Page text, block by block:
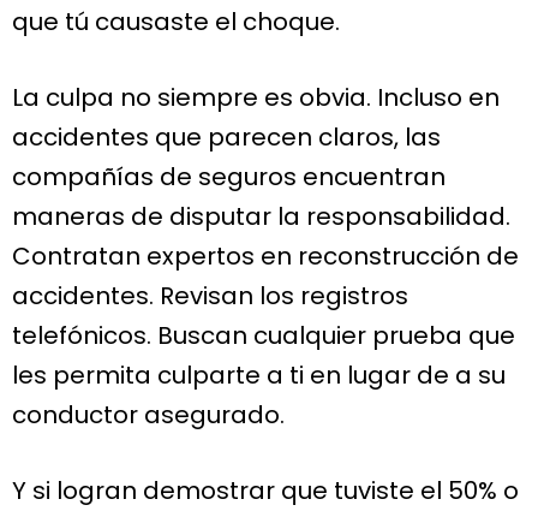
que tú causaste el choque.
La culpa no siempre es obvia. Incluso en
accidentes que parecen claros, las
compañías de seguros encuentran
maneras de disputar la responsabilidad.
Contratan expertos en reconstrucción de
accidentes. Revisan los registros
telefónicos. Buscan cualquier prueba que
les permita culparte a ti en lugar de a su
conductor asegurado.
Y si logran demostrar que tuviste el 50% o